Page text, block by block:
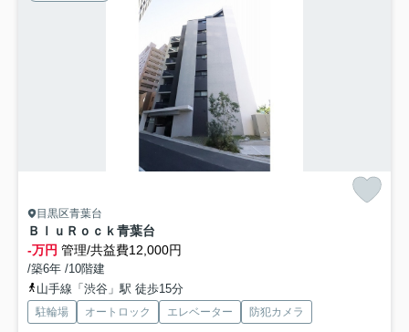
目黒区青葉台
ＢｌｕＲｏｃｋ青葉台
-万円 管理/共益費12,000円
/築6年 /10階建
山手線「渋谷」駅 徒歩15分
駐輪場 オートロック エレベーター 防犯カメラ